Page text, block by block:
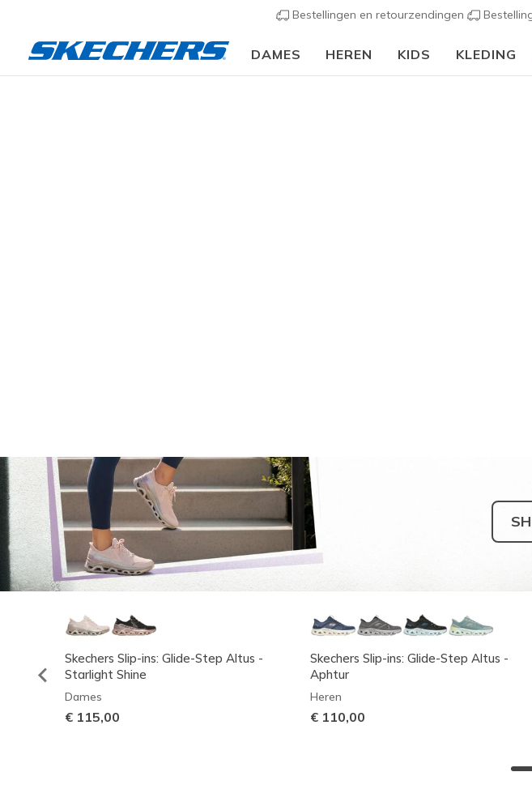
Bestellingen en retourzendingen
DAMES HEREN KIDS KLEDING
Skechers Slip-ins: Glide-Step Altus -
Starlight Shine
Dames
€ 115,00
Skechers Slip-ins: Glide-Step Altus -
Aphtur
Heren
€ 110,00